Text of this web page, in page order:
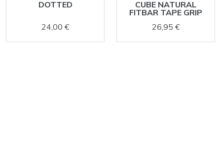
DOTTED
24,00 €
CUBE NATURAL
FITBAR TAPE GRIP
26,95 €